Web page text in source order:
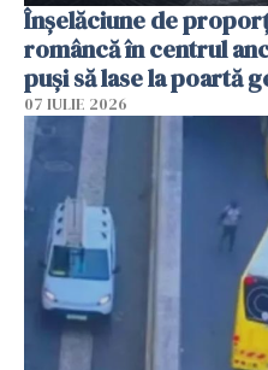
Înșelăciune de
româncă în centrul
puși să lase la poartă
07 IULIE 2026